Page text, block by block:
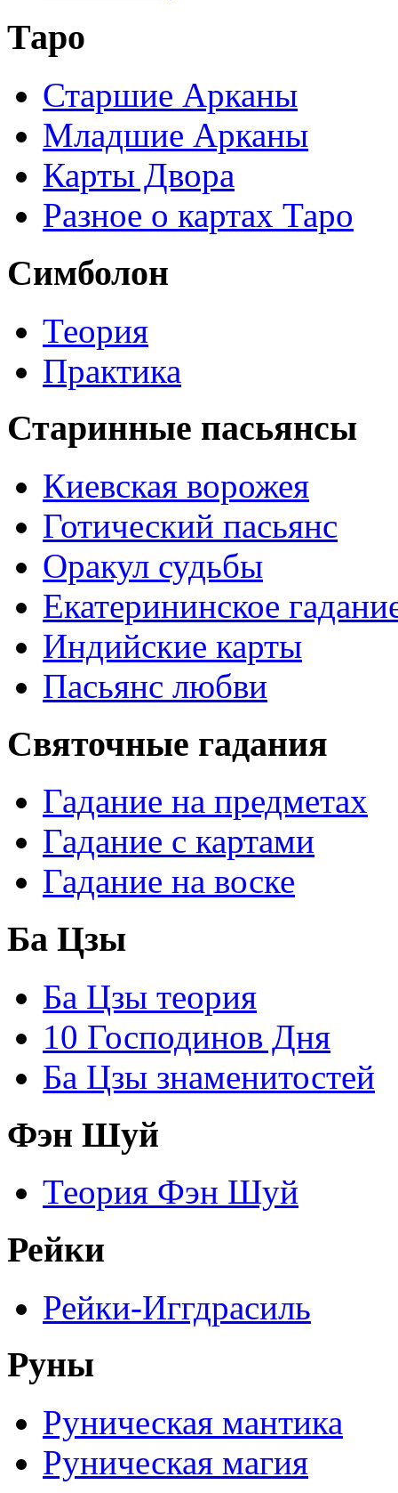
Таро
Старшие Арканы
Младшие Арканы
Карты Двора
Разное о картах Таро
Симболон
Теория
Практика
Старинные пасьянсы
Киевская ворожея
Готический пасьянс
Оракул судьбы
Екатерининское
Индийские карты
Пасьянс любви
Святочные гадания
Гадание на предметах
Гадание с картами
Гадание на воске
Ба Цзы
Ба Цзы теория
10 Господинов Дня
Ба Цзы знаменитостей
Фэн Шуй
Теория Фэн Шуй
Рейки
Рейки-Иггдрасиль
Руны
Руническая мантика
Руническая магия